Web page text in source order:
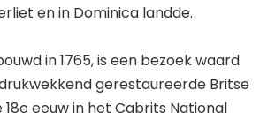
en in Dominica landde.
in 1765, is een bezoek waard
gerestaureerde Britse
eeuw in het Cabrits National